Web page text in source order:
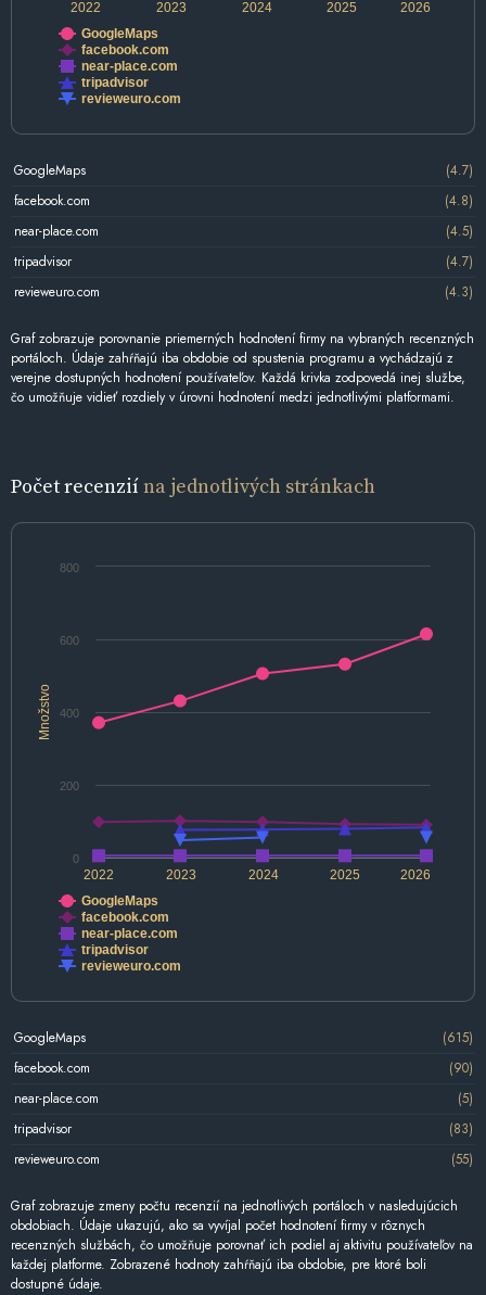
2022 2024 2026
2023
2025
GoogleMaps
facebook.com
near-place.com
tripadvisor
revieweuro.com
GoogleMaps
(4.7)
facebook.com
(4.8)
near-place.com
(4.5)
tripadvisor
(4.7)
revieweuro.com
(4.3)
Graf zobrazuje porovnanie priemerných hodnotení firmy na vybraných recenzných
portáloch. Údaje zahŕňajú iba obdobie od spustenia programu a vychádzajú z
verejne dostupných hodnotení používateľov. Každá krivka zodpovedá inej službe,
čo umožňuje vidieť rozdiely v úrovni hodnotení medzi jednotlivými platformami.
Počet recenziína jednotlivých stránkach
Množstvo
2022 2024 2026
2023 2025
0
200
400
600
800
GoogleMaps
facebook.com
near-place.com
tripadvisor
revieweuro.com
GoogleMaps
(615)
facebook.com
(90)
near-place.com
(5)
tripadvisor
(83)
revieweuro.com
(55)
Graf zobrazuje zmeny počtu recenzií na jednotlivých portáloch v nasledujúcich
obdobiach. Údaje ukazujú, ako sa vyvíjal počet hodnotení firmy v rôznych
recenzných službách, čo umožňuje porovnať ich podiel aj aktivitu používateľov na
každej platforme. Zobrazené hodnoty zahŕňajú iba obdobie, pre ktoré boli
dostupné údaje.